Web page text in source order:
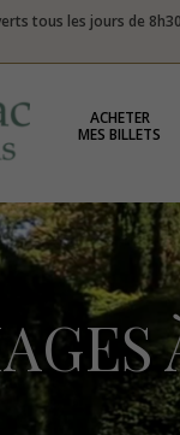
tous les jours de
ACHETER
MES BILLETS